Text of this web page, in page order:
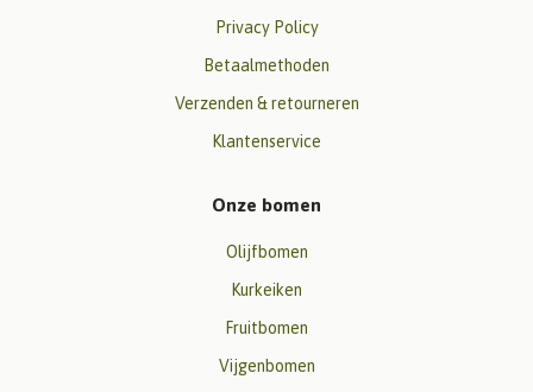
Privacy Policy
Betaalmethoden
Verzenden & retourneren
Klantenservice
Onze bomen
Olijfbomen
Kurkeiken
Fruitbomen
Vijgenbomen